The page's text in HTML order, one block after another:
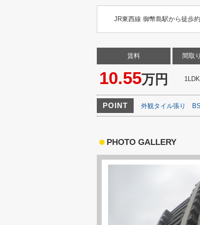
JR東西線 御幣島駅から徒歩
賃料
10.55万円
間取り
1LDK
POINT 外観タイル張り BS
PHOTO GALLERY